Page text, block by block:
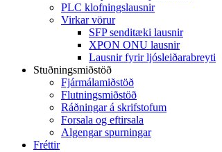
PLC klofningslausnir
Virkar vörur
SFP senditæki lausnir
XPON ONU lausnir
Lausnir fyrir ljósleiðarabreyti
Stuðningsmiðstöð
Fjármálamiðstöð
Flutningsmiðstöð
Ráðningar á skrifstofum
Forsala og eftirsala
Algengar spurningar
Fréttir